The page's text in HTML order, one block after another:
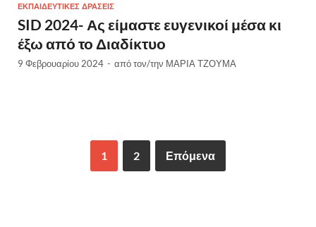
ΕΚΠΑΙΔΕΥΤΙΚΈΣ ΔΡΆΣΕΙΣ
SID 2024- Ας είμαστε ευγενικοί μέσα κι
έξω από το Διαδίκτυο
9 Φεβρουαρίου 2024 - από τον/την ΜΑΡΙΑ ΤΖΟΥΜΑ
1 2 Επόμενα